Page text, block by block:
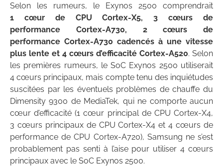
Selon les rumeurs, le Exynos 2500 comprendrait
1 cœur de CPU Cortex-X5, 3 cœurs de
performance Cortex-A730, 2 cœurs de
performance Cortex-A730 cadencés à une vitesse
plus lente et 4 cœurs d’efficacité Cortex-A520. Selon
les premières rumeurs, le SoC Exynos 2500 utiliserait
4 cœurs principaux, mais compte tenu des inquiétudes
suscitées par les éventuels problèmes de chauffe du
Dimensity 9300 de MediaTek, qui ne comporte aucun
cœur d’efficacité (1 cœur principal de CPU Cortex-X4,
3 cœurs principaux de CPU Cortex-X4 et 4 cœurs de
performance de CPU Cortex-A720), Samsung ne s’est
probablement pas senti à l’aise pour utiliser 4 cœurs
principaux avec le SoC Exynos 2500.